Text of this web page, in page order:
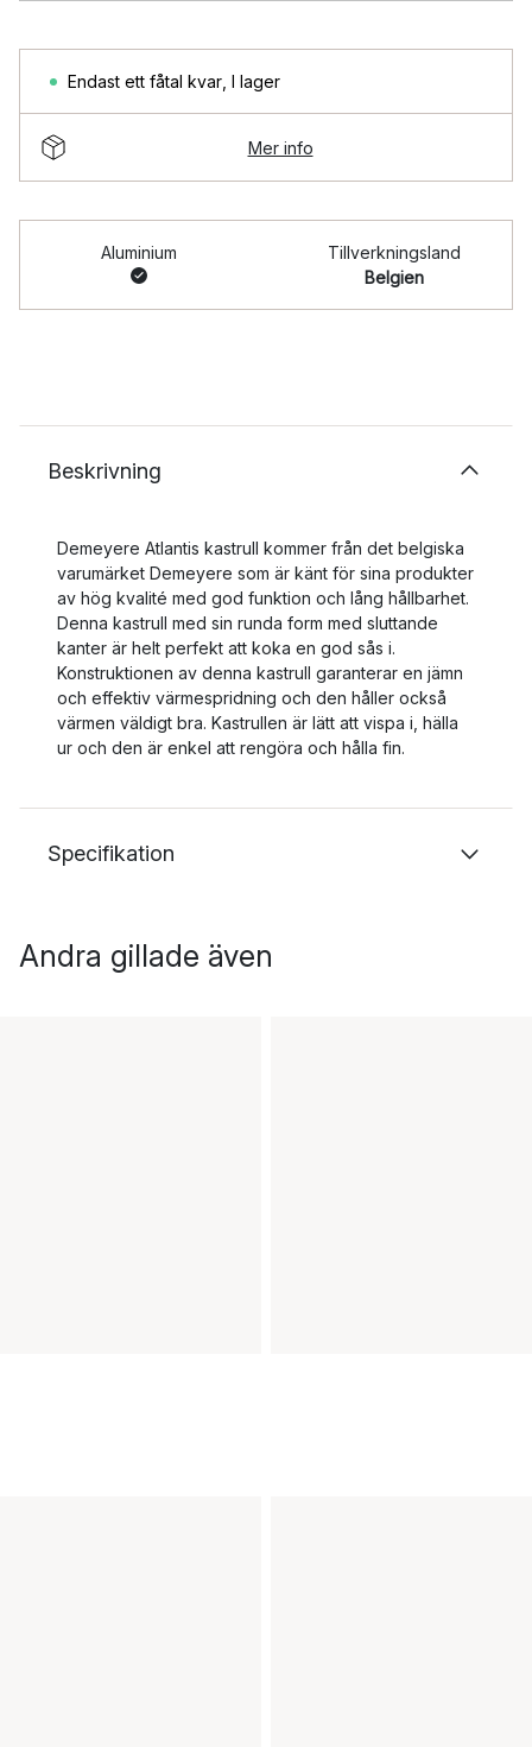
Endast ett fåtal kvar I lager
Mer info
Aluminium
Tillverkningsland
Belgien
Beskrivning
Demeyere Atlantis kastrull kommer från det belgiska
varumärket Demeyere som är känt för sina produkter
av hög kvalité med god funktion och lång hållbarhet.
Denna kastrull med sin runda form med sluttande
kanter är helt perfekt att koka en god sås i.
Konstruktionen av denna kastrull garanterar en jämn
och effektiv värmespridning och den håller också
värmen väldigt bra. Kastrullen är lätt att vispa i, hälla
ur och den är enkel att rengöra och hålla fin.
Specifikation
Andra gillade även